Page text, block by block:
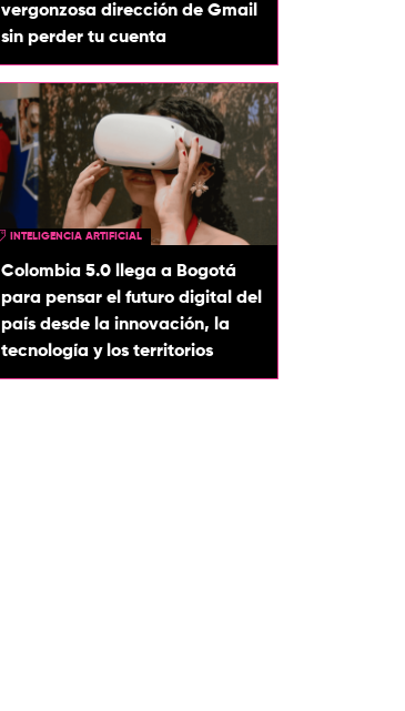
vergonzosa dirección de Gmail
sin perder tu cuenta
INTELIGENCIA ARTIFICIAL
Colombia 5.0 llega a Bogotá
para pensar el futuro digital del
país desde la innovación, la
tecnología y los territorios